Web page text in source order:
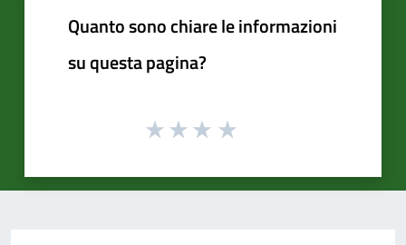
Quanto sono chiare le informazioni
su questa pagina?